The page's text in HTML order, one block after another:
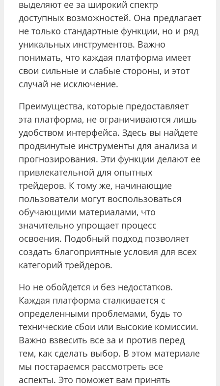
выделяют ее за широкий спектр
доступных возможностей. Она предлагает
не только стандартные функции, но и ряд
уникальных инструментов. Важно
понимать, что каждая платформа имеет
свои сильные и слабые стороны, и этот
случай не исключение.
Преимущества, которые предоставляет
эта платформа, не ограничиваются лишь
удобством интерфейса. Здесь вы найдете
продвинутые инструменты для анализа и
прогнозирования. Эти функции делают ее
привлекательной для опытных
трейдеров. К тому же, начинающие
пользователи могут воспользоваться
обучающими материалами, что
значительно упрощает процесс
освоения. Подобный подход позволяет
создать благоприятные условия для всех
категорий трейдеров.
Но не обойдется и без недостатков.
Каждая платформа сталкивается с
определенными проблемами, будь то
технические сбои или высокие комиссии.
Важно взвесить все за и против перед
тем, как сделать выбор. В этом материале
мы постараемся рассмотреть все
аспекты. Это поможет вам принять